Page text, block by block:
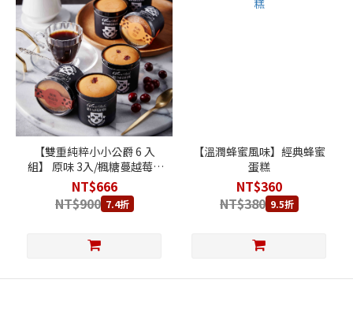
【雙重純粹小小公爵 6 入
組】 原味 3入/楓糖蔓越莓 3
入
NT$666
NT$900 7.4折
【溫潤蜂蜜風味】經典蜂蜜
蛋糕
NT$360
NT$380 9.5折